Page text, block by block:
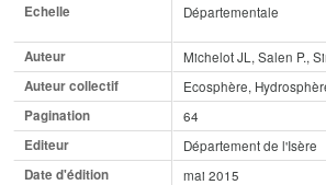
Echelle
Départementale
Auteur
Michelot JL, Salen P.,
Auteur collectif
Ecosphère,
Pagination
64
Editeur
Département de l'Isère
Date d'édition
mai 2015